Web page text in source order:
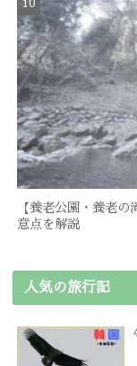
【養老公園・養老
意点を解説
人気の旅行記